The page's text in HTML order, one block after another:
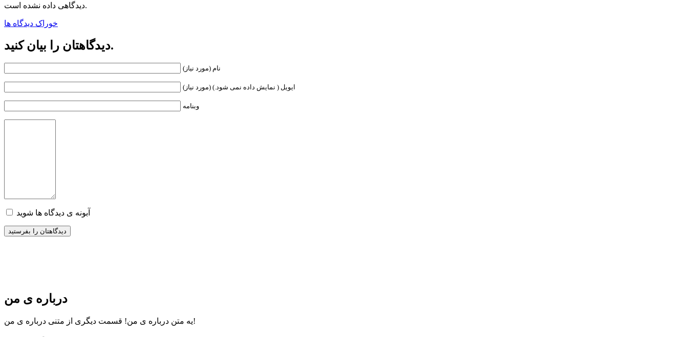
دیدگاهی داده نشده است.
خوراک دیدگاه ها
دیدگاهتان را بیان کنید.
نام (مورد نیاز)
ایویل ( نمایش داده نمی شود.) (مورد نیاز)
وبنامه
آبونه ی دیدگاه ها شوید
درباره ی من
یه متن درباره ی من!قسمت دیگری از متنی درباره ی من!